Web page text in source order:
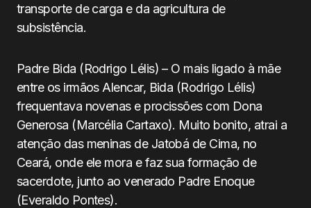
transporte de carga e da agricultura de
subsistência.
Padre Bida (Rodrigo Lélis) – O mais ligado à mãe
entre os irmãos Alencar, Bida (Rodrigo Lélis)
frequentava novenas e procissões com Dona
Generosa (Marcélia Cartaxo). Muito bonito, atrai a
atenção das meninas de Jatobá de Cima, no
Ceará, onde ele mora e faz sua formação de
sacerdote, junto ao venerado Padre Enoque
(Everaldo Pontes).